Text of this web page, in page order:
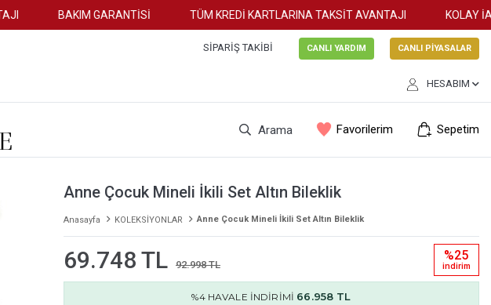
BAKIM GARANTİSİ TÜM KREDİ KARTLARINA TAKSİT AVANTAJI KOLAY İADE
SIPARIŞ TAKIBI CANLI YARDIM CANLI PİYASALAR
HESABIM
Arama Favorilerim Sepetim
Anne Çocuk Mineli İkili Set Altın Bileklik
Anasayfa KOLEKSİYONLAR Anne Çocuk Mineli İkili Set Altın Bileklik
69.748 TL 92.998 TL
%25
i̇ndi̇ri̇m
%4 HAVALE İNDİRİMİ 66.958 TL